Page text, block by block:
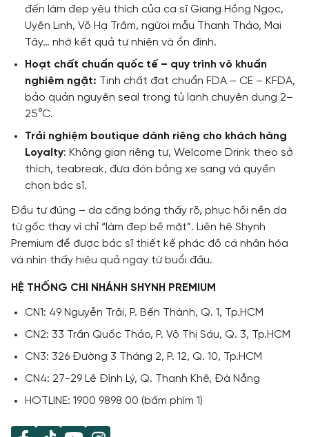
đến làm đẹp yêu thích của ca sĩ Giang Hồng Ngọc,
Uyên Linh, Võ Hạ Trâm, ngừoi mẫu Thanh Thảo, Mai
Tây… nhờ kết quả tự nhiên và ổn định.
Hoạt chất chuẩn quốc tế – quy trình vô khuẩn
nghiêm ngặt: Tinh chất đạt chuẩn FDA – CE – KFDA,
bảo quản nguyên seal trong tủ lạnh chuyên dụng 2–
25°C.
Trải nghiệm boutique dành riêng cho khách hàng
Loyalty: Không gian riêng tư, Welcome Drink theo sở
thích, teabreak, đưa đón bằng xe sang và quyền
chọn bác sĩ.
Đầu tư đúng – da căng bóng thấy rõ, phục hồi nền da
từ gốc thay vì chỉ “làm đẹp bề mặt”. Liên hệ Shynh
Premium để được bác sĩ thiết kế phác đồ cá nhân hóa
và nhìn thấy hiệu quả ngay từ buổi đầu.
HỆ THỐNG CHI NHÁNH SHYNH PREMIUM
CN1: 49 Nguyễn Trãi, P. Bến Thành, Q. 1, Tp.HCM
CN2: 33 Trần Quốc Thảo, P. Võ Thị Sáu, Q. 3, Tp.HCM
CN3: 326 Đường 3 Tháng 2, P. 12, Q. 10, Tp.HCM
CN4: 27-29 Lê Đình Lý, Q. Thanh Khê, Đà Nẵng
HOTLINE: 1900 9898 00 (bấm phím 1)